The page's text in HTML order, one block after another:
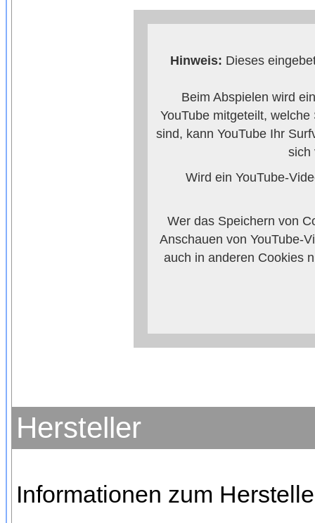
Hinweis: Dieses
Beim Abspielen wird
YouTube mitgeteilt,
sind, kann YouTube Ihr
sich
Wird ein YouTube-
Wer das Speichern von
Anschauen von YouTube-
auch in anderen Cookies
Hersteller
Informationen zum